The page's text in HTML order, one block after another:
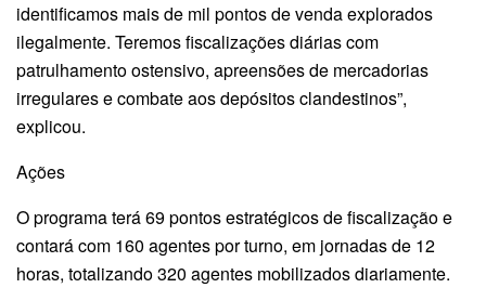
identificamos mais de mil pontos de venda explorados
ilegalmente. Teremos fiscalizações diárias com
patrulhamento ostensivo, apreensões de mercadorias
irregulares e combate aos depósitos clandestinos”,
explicou.
Ações
O programa terá 69 pontos estratégicos de fiscalização e
contará com 160 agentes por turno, em jornadas de 12
horas, totalizando 320 agentes mobilizados diariamente.